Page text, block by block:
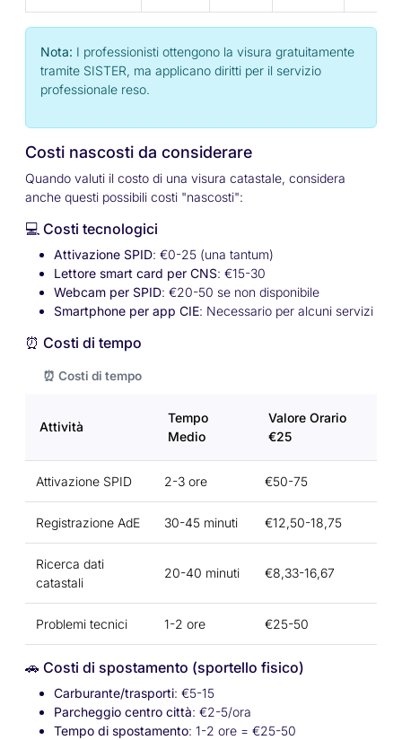
Nota: I professionisti ottengono la visura gratuitamente
tramite SISTER, ma applicano diritti per il servizio
professionale reso.
Costi nascosti da considerare
Quando valuti il costo di una visura catastale, considera
anche questi possibili costi "nascosti":
💻 Costi tecnologici
Attivazione SPID: €0-25 (una tantum)
Lettore smart card per CNS: €15-30
Webcam per SPID: €20-50 se non disponibile
Smartphone per app CIE: Necessario per alcuni servizi
⏰ Costi di tempo
⏰ Costi di tempo
Attività
Tempo
Medio
Valore Orario
€25
Attivazione SPID 2-3 ore €50-75
Registrazione AdE 30-45 minuti €12,50-18,75
Ricerca dati
catastali
20-40 minuti €8,33-16,67
Problemi tecnici 1-2 ore €25-50
🚗 Costi di spostamento (sportello fisico)
Carburante/trasporti: €5-15
Parcheggio centro città: €2-5/ora
Tempo di spostamento: 1-2 ore = €25-50